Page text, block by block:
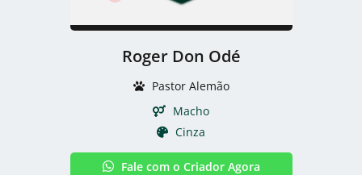
Roger Don Odé
Pastor Alemão
Macho
Cinza
Fale com o Criador Agora